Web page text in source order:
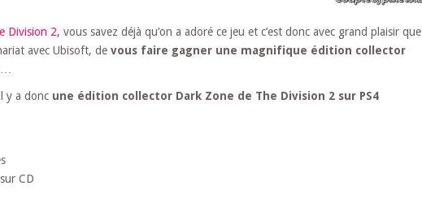
Division 2, vous savez déjà qu’on a adoré ce jeu et c’est donc avec grand plaisir que
avec Ubisoft, de vous faire gagner une magnifique édition collector
y a donc une édition collector Dark Zone de The Division 2 sur PS4
CD